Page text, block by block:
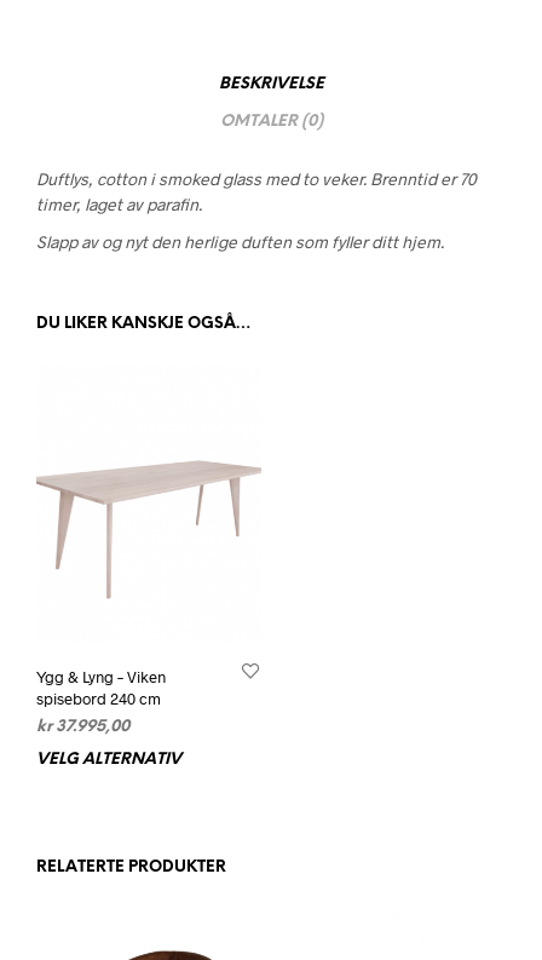
BESKRIVELSE
OMTALER (0)
Duftlys, cotton i smoked glass med to veker. Brenntid er 70
timer, laget av parafin.
Slapp av og nyt den herlige duften som fyller ditt hjem.
DU LIKER KANSKJE OGSÅ…
Ygg & Lyng – Viken
spisebord 240 cm
kr37.995,00
VELG ALTERNATIV
RELATERTE PRODUKTER